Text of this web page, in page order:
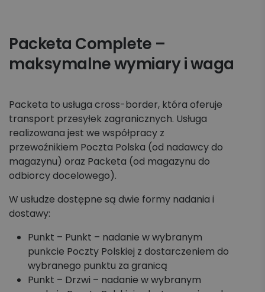
Pierwsze kroki
Ustawienia
Płatności i faktury
Reklamacje
Nadawanie
Przesyłki międzynarodowe
Palety krajowe i międzynarodowe
Packeta Complete –
maksymalne wymiary i waga
Packeta to usługa cross-border, która oferuje
transport przesyłek zagranicznych. Usługa
realizowana jest we współpracy z
przewoźnikiem Poczta Polska (od nadawcy do
magazynu) oraz Packeta (od magazynu do
odbiorcy docelowego).
W usłudze dostępne są dwie formy nadania i
dostawy:
Punkt – Punkt – nadanie w wybranym
punkcie Poczty Polskiej z dostarczeniem do
wybranego punktu za granicą
Punkt – Drzwi – nadanie w wybranym